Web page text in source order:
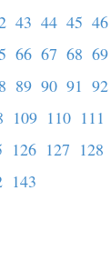
43 44 45 46
66 67 68 69
89 90 91 92
109 110 111
126 127 128
143